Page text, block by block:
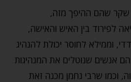
שקר שהם ההיפך מזה,
לפירוד בין האיש והאישה,
וממילא לחוסר יכולת להנהיג
אנשים שנוטלים את המנהיגות
וכמו שרבי נחמן מכנה זאת